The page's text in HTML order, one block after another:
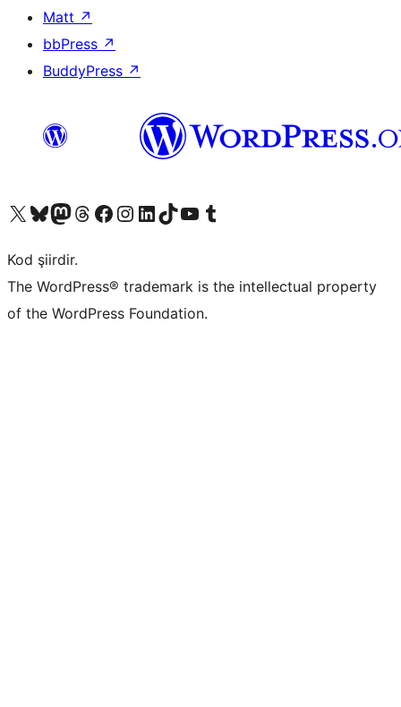
Matt ↗
bbPress ↗
BuddyPress ↗
X (eski Twitter) hesabımıza bakın
Bluesky hesabımızı ziyaret edinMastodon hesabımızı ziyaret edinThreads hesabımızı ziyaret edinFacebook sayfamızı ziyaret edinInstagram hesabımızı ziyaret edinLinkedIn hesabımızı ziyaret edinTikTok hesabımızı ziyaret edinYouTube kanalımızı ziyaret edinTumblr hesabımızı ziyaret edin
Kod şiirdir.
The WordPress® trademark is the intellectual property
of the WordPress Foundation.